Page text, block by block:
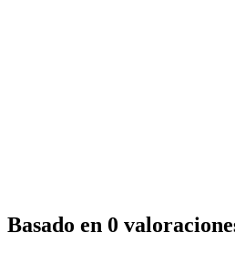
Basado en 0